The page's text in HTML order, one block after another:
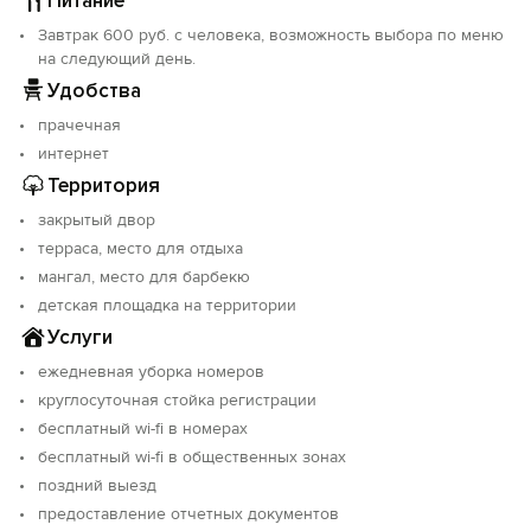
категорий:
- Стандарт – уютное пространство для пар или solo-
путешественников.
- Двухкомнатный семейный – идеальный вариант для
- Люкс – просторный номер с повышенным
комфортом.
Все номера выполнены в светлых современных
тонах, что создает ощущение простора и свежести.
В каждом есть:
- Кондиционер.
- Телевизор с плоским экраном.
- Холодильник.
- Рабочий стол.
- Балкон (в большинстве номеров).
Из номеров «Стандарт» и «Люкс» открывается
потрясающий вид на море, горы и город.
Завтрак 600 руб. с человека, возможность выбора по меню
на следующий день.
Удобства
прачечная
интернет
Территория
закрытый двор
терраса, место для отдыха
мангал, место для барбекю
детская площадка на территории
Услуги
ежедневная уборка номеров
круглосуточная стойка регистрации
бесплатный wi-fi в номерах
бесплатный wi-fi в общественных зонах
поздний выезд
предоставление отчетных документов